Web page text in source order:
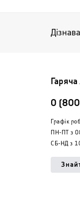
Гаряча
0
Графік
ПН-ПТ з
СБ-НД з